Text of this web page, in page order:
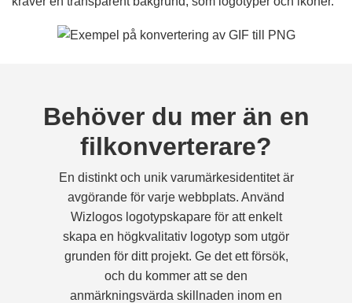
Behöver du mer än en
filkonverterare?
En distinkt och unik varumärkesidentitet är
avgörande för varje webbplats. Använd
Wizlogos logotypskapare för att enkelt
skapa en högkvalitativ logotyp som utgör
grunden för ditt projekt. Ge det ett försök,
och du kommer att se den
anmärkningsvärda skillnaden inom en